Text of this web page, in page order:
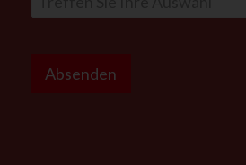
Absenden